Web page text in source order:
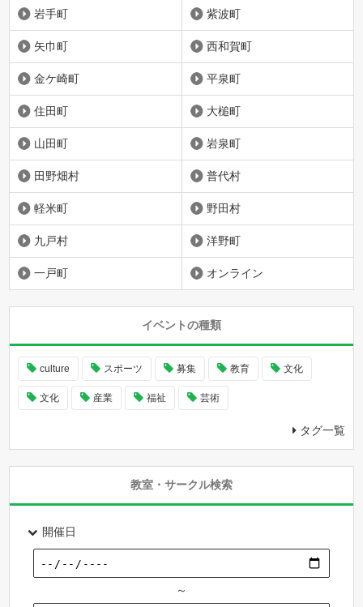
岩手町 紫波町
矢巾町 西和賀町
金ケ崎町 平泉町
住田町 大槌町
山田町 岩泉町
田野畑村 普代村
軽米町 野田村
九戸村 洋野町
一戸町 オンライン
イベントの種類
culture スポーツ 募集 教育 文化
文化 産業 福祉 芸術
タグ一覧
教室・サークル検索
開催日
～